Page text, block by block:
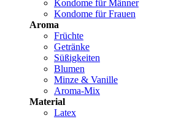
Kondome für Männer
Kondome für Frauen
Aroma
Früchte
Getränke
Süßigkeiten
Blumen
Minze & Vanille
Aroma-Mix
Material
Latex